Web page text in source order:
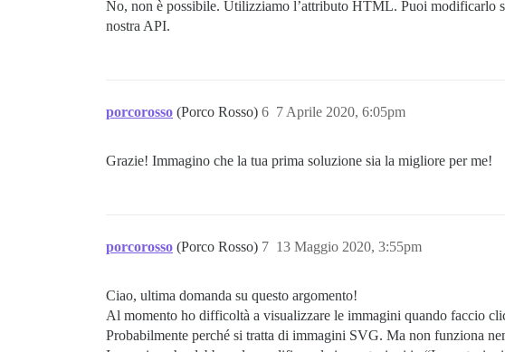
No, non è possibile. Utilizziamo l’attributo HTML. Puoi modificarlo
nostra API.
porcorosso (Porco Rosso) 7 Aprile 2020, 6:05pm
6
Grazie! Immagino che la tua prima soluzione sia la migliore per me!
porcorosso (Porco Rosso) 13 Maggio 2020, 3:55pm
7
Ciao, ultima domanda su questo argomento!
Al momento ho difficoltà a visualizzare le immagini quando faccio
Probabilmente perché si tratta di immagini SVG. Ma non funziona